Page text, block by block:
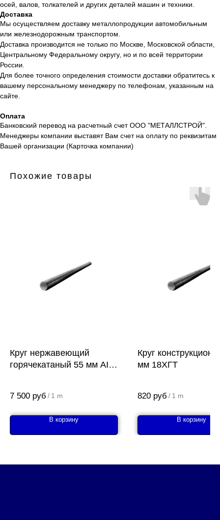
осей, валов, толкателей и других деталей машин и техники.
Доставка
Мы осуществляем доставку металлопродукции автомобильным
или железнодорожным транспортом.
Доставка производится не только по Москве, Московской области,
Центральному Федеральному округу, но и по всей территории
России.
Для более точного определения стоимости доставки обратитесь к
вашему персональному менеджеру по телефонам, указанным на
сайте.
Оплата
Банковский перевод на расчетный счет ООО "МЕТАЛЛСТРОЙ".
Менеджеры компании выставят Вам счет на оплату по реквизитам
Вашей организации (Карточка компании)
Похожие товары
Круг нержавеющий
горячекатаный 55 мм AISI
7 500 руб / 1 m
В корзину
Круг
мм 18ХГТ
820 руб / 1 m
В корзину